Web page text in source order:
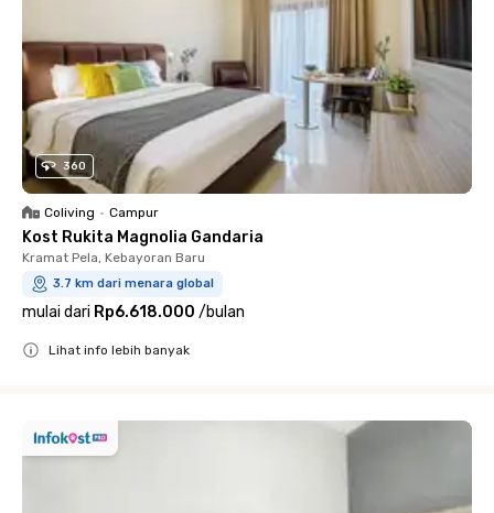
360
Coliving • Campur
Kost Rukita Magnolia Gandaria
Kramat Pela, Kebayoran Baru
3.7 km dari menara global
mulai dari Rp6.618.000 /bulan
Lihat info lebih banyak